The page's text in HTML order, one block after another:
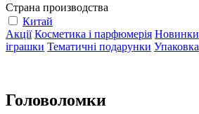
Страна производства
Китай
Акції Косметика і парфюмерія Новинки
іграшки Тематичні подарунки Упаковка
Головоломки